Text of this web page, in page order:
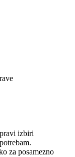
izbiri
za posamezno